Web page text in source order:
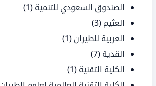
الصندوق السعودي للتنمية (1)
العثيم (3)
العربية للطيران (1)
القدية (7)
الكلية التقنية (1)